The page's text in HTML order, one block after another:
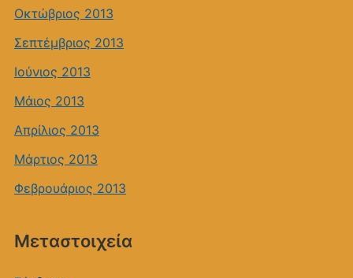
Οκτώβριος 2013
Σεπτέμβριος 2013
Ιούνιος 2013
Μάιος 2013
Απρίλιος 2013
Μάρτιος 2013
Φεβρουάριος 2013
Μεταστοιχεία